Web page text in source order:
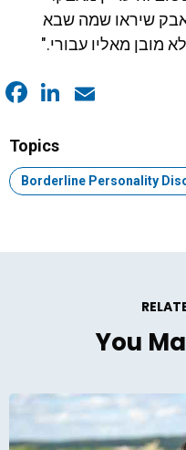
שיראו שמה שבא
מובן מאליו עבורי."
Topics
Topic:
Borderline Personality
You